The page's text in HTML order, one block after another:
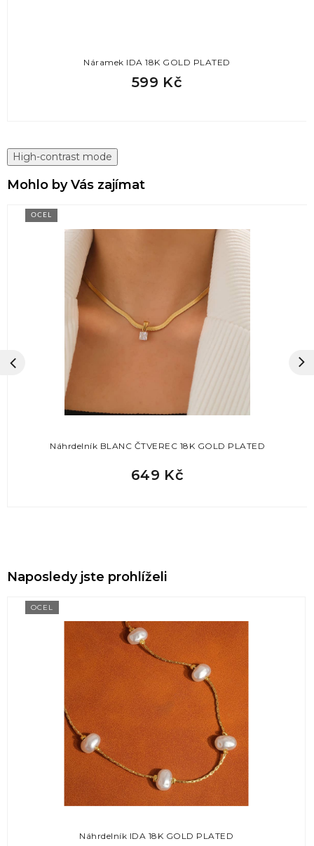
Náramek IDA 18K GOLD PLATED
599 Kč
High-contrast mode
Mohlo by Vás zajímat
OCEL
Náhrdelník BLANC ČTVEREC 18K GOLD PLATED
649 Kč
Naposledy jste prohlíželi
OCEL
Náhrdelník IDA 18K GOLD PLATED